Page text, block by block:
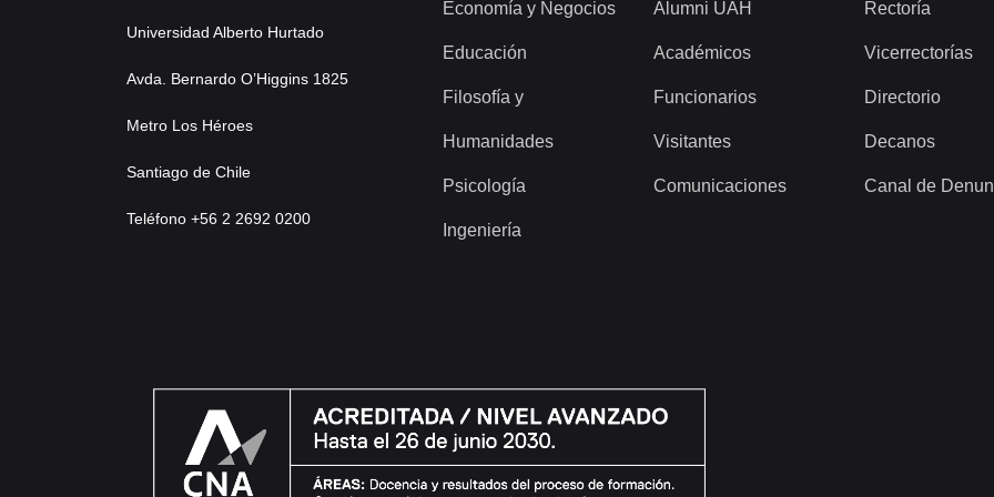
Universidad Alberto Hurtado
Avda. Bernardo O’Higgins 1825
Metro Los Héroes
Santiago de Chile
Teléfono +56 2 2692 0200
Economía y Negocios
Educación
Filosofía y
Humanidades
Psicología
Ingeniería
Alumni UAH
Académicos
Funcionarios
Visitantes
Comunicaciones
Rectoría
Vicerrectorías
Directorio
Decanos
Canal de